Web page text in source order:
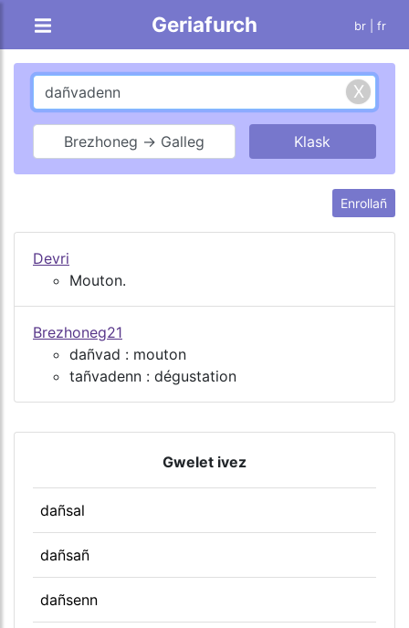
Geriafurch br | fr
Brezhoneg → Galleg
Enrollañ
Devri
Mouton.
Brezhoneg21
dañvad : mouton
tañvadenn : dégustation
Gwelet ivez
dañsal
dañsañ
dañsenn